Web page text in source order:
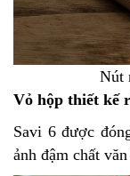
Nút
Vỏ hộp thiết kế
Savi 6 được
ảnh đậm chất